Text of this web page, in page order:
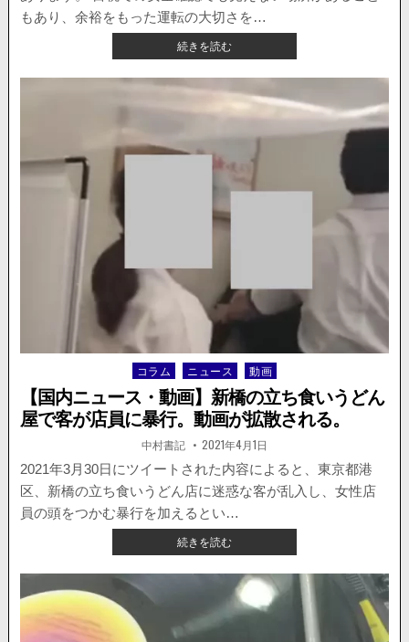
もあり、余裕をもった運転の大切さを…
続きを読む【動
画
で
考
え
ラ
ッ
の
線
変
更
た
ト
ラ
ッ
ク
と
接
触
事
故
を
す
車
の
Posted
in
コラム ニュース 動画
【国内ニュース・動画】新橋の立ち食いうどん
屋で客が店員に暴行。動画が拡散される。
著
者:
中村書記 掲
載
日：
2021年4月1日
2021年3月30日にツイートされた内容によると、東京都港
区、新橋の立ち食いうどん店に迷惑な客が乱入し、女性店
員の頭をつかむ暴行を加えるとい…
続きを読む【国
内
ニ
ュ
ー